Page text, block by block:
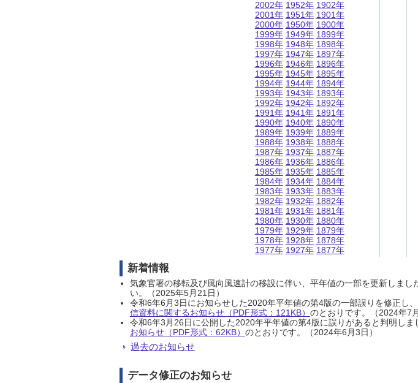
2002年
2001年
2000年
1999年
1998年
1997年
1996年
1995年
1994年
1993年
1992年
1991年
1990年
1989年
1988年
1987年
1986年
1985年
1984年
1983年
1982年
1981年
1980年
1979年
1978年
1977年
1952年
1951年
1950年
1949年
1948年
1947年
1946年
1945年
1944年
1943年
1942年
1941年
1940年
1939年
1938年
1937年
1936年
1935年
1934年
1933年
1932年
1931年
1930年
1929年
1928年
1927年
1902年
1901年
1900年
1899年
1898年
1897年
1896年
1895年
1894年
1893年
1892年
1891年
1890年
1889年
1888年
1887年
1886年
1885年
1884年
1883年
1882年
1881年
1880年
1879年
1878年
1877年
新着情報
気象官署の移転及び風向風速計の移設に伴い、平年値の一部を更新しまし
い。（2025年5月21日）
令和6年6月3日にお知らせした2020年平年値の第4版の一部誤りを修正し
信資料に関するお知らせ（PDF形式：121KB） のとおりです。（2024年7
令和6年3月26日に公開した2020年平年値の第4版に誤りがあると判明し
お知らせ（PDF形式：62KB） のとおりです。（2024年6月3日）
過去のお知らせ
データ修正のお知らせ